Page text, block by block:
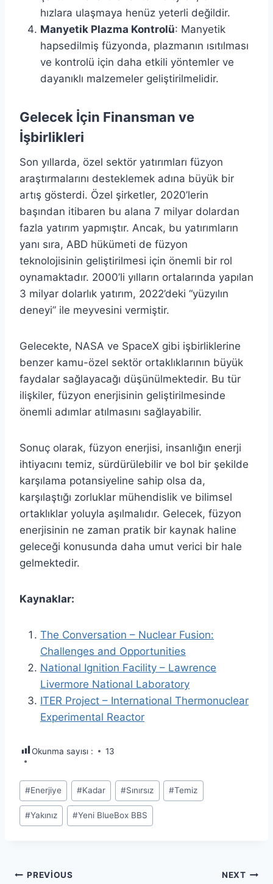
hızlara ulaşmaya henüz yeterli değildir.
Manyetik Plazma Kontrolü: Manyetik
hapsedilmiş füzyonda, plazmanın ısıtılması
ve kontrolü için daha etkili yöntemler ve
dayanıklı malzemeler geliştirilmelidir.
Gelecek İçin Finansman ve
İşbirlikleri
Son yıllarda, özel sektör yatırımları füzyon
araştırmalarını desteklemek adına büyük bir
artış gösterdi. Özel şirketler, 2020’lerin
başından itibaren bu alana 7 milyar dolardan
fazla yatırım yapmıştır. Ancak, bu yatırımların
yanı sıra, ABD hükümeti de füzyon
teknolojisinin geliştirilmesi için önemli bir rol
oynamaktadır. 2000’li yılların ortalarında yapılan
3 milyar dolarlık yatırım, 2022’deki “yüzyılın
deneyi” ile meyvesini vermiştir.
Gelecekte, NASA ve SpaceX gibi işbirliklerine
benzer kamu-özel sektör ortaklıklarının büyük
faydalar sağlayacağı düşünülmektedir. Bu tür
ilişkiler, füzyon enerjisinin geliştirilmesinde
önemli adımlar atılmasını sağlayabilir.
Sonuç olarak, füzyon enerjisi, insanlığın enerji
ihtiyacını temiz, sürdürülebilir ve bol bir şekilde
karşılama potansiyeline sahip olsa da,
karşılaştığı zorluklar mühendislik ve bilimsel
ortaklıklar yoluyla aşılmalıdır. Gelecek, füzyon
enerjisinin ne zaman pratik bir kaynak haline
geleceği konusunda daha umut verici bir hale
gelmektedir.
Kaynaklar:
The Conversation – Nuclear Fusion:
Challenges and Opportunities
National Ignition Facility – Lawrence
Livermore National Laboratory
ITER Project – International Thermonuclear
Experimental Reactor
Okunma sayısı : 13
Post
Tags:
#Enerjiye #Kadar #Sınırsız #Temiz
#Yakınız #Yeni BlueBox BBS
Yazı
PREVIOUS NEXT